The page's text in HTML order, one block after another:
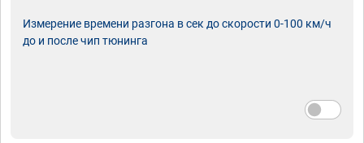
Измерение времени разгона в сек до скорости 0-100 км/ч
до и после чип тюнинга